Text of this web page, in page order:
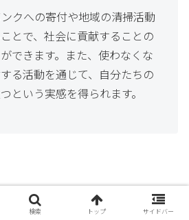
クへの寄付や地域の清掃活動
とで、社会に貢献することの
できます。また、使わなくな
る活動を通じて、自分たちの
という実感を得られます。
ードバンクに行って、困って
検索 トップ サイドバー